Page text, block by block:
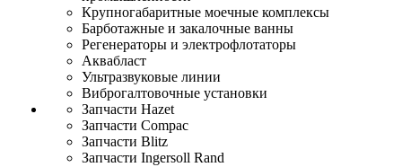
Крупногабаритные моечные комплексы
Барботажные и закалочные ванны
Регенераторы и электрофлотаторы
Аквабласт
Ультразвуковые линии
Виброгалтовочные установки
Запчасти Hazet
Запчасти Compac
Запчасти Blitz
Запчасти Ingersoll Rand